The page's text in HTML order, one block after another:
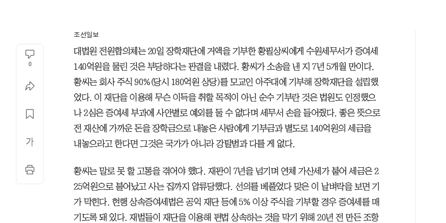
조선일보
0
대법원 전원합의체는 20일 장학재단에 거액을 기부한 황필상씨에게 수원세무서가 증여세
140억원을 물린 것은 부당하다는 판결을 내렸다. 황씨가 소송을 낸 지 7년 5개월 만이다.
황씨는 회사 주식 90%(당시 180억원 상당)를 모교인 아주대에 기부해 장학재단을 설립했
었다. 이 재단을 이용해 무슨 이득을 취할 목적이 아닌 순수 기부란 것은 법원도 인정했으
나 2심은 증여세 부과에 사안별로 예외를 둘 수 없다며 세무서 손을 들어줬다. 좋은 뜻으로
전 재산에 가까운 돈을 장학금으로 내놓은 사람에게 기부금과 별도로 140억원의 세금을
내놓으라고 한다면 그것은 국가가 아니라 강탈범과 다를 게 없다.
황씨는 말로 못 할 고통을 겪어야 했다. 재판이 7년을 넘기며 연체 가산세가 붙어 세금은 2
25억원으로 불어났고 사는 집까지 압류당했다. 선의를 베풀었다 맞은 이 날벼락을 보면 기
가 막힌다. 현행 상속증여세법은 공익 재단 등에 5% 이상 주식을 기부할 경우 증여세를 매
기도록 돼 있다. 재벌들이 재단을 이용해 편법 상속하는 것을 막기 위해 20년 전 만든 조항